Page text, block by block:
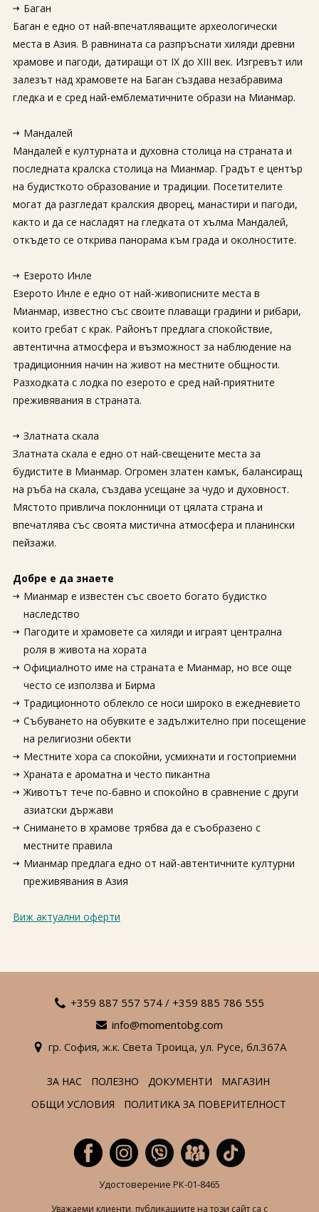
Баган
Баган е едно от най-впечатляващите археологически
места в Азия. В равнината са разпръснати хиляди древни
храмове и пагоди, датиращи от IX до XIII век. Изгревът или
залезът над храмовете на Баган създава незабравима
гледка и е сред най-емблематичните образи на Мианмар.
Мандалей
Мандалей е културната и духовна столица на страната и
последната кралска столица на Мианмар. Градът е център
на будисткото образование и традиции. Посетителите
могат да разгледат кралския дворец, манастири и пагоди,
както и да се насладят на гледката от хълма Мандалей,
откъдето се открива панорама към града и околностите.
Езерото Инле
Езерото Инле е едно от най-живописните места в
Мианмар, известно със своите плаващи градини и рибари,
които гребат с крак. Районът предлага спокойствие,
автентична атмосфера и възможност за наблюдение на
традиционния начин на живот на местните общности.
Разходката с лодка по езерото е сред най-приятните
преживявания в страната.
Златната скала
Златната скала е едно от най-свещените места за
будистите в Мианмар. Огромен златен камък, балансиращ
на ръба на скала, създава усещане за чудо и духовност.
Мястото привлича поклонници от цялата страна и
впечатлява със своята мистична атмосфера и планински
пейзажи.
Добре е да знаете
Мианмар е известен със своето богато будистко
наследство
Пагодите и храмовете са хиляди и играят централна
роля в живота на хората
Официалното име на страната е Мианмар, но все още
често се използва и Бирма
Традиционното облекло се носи широко в ежедневието
Събуването на обувките е задължително при посещение
на религиозни обекти
Местните хора са спокойни, усмихнати и гостоприемни
Храната е ароматна и често пикантна
Животът тече по-бавно и спокойно в сравнение с други
азиатски държави
Снимането в храмове трябва да е съобразено с
местните правила
Мианмар предлага едно от най-автентичните културни
преживявания в Азия
Виж актуални оферти
+359 887 557 574 / +359 885 786 555
info@momentobg.com
гр. София, ж.к. Света Троица, ул. Русе, бл.367А
ЗА НАС ПОЛЕЗНО ДОКУМЕНТИ
МАГАЗИН
ОБЩИ УСЛОВИЯ
ПОЛИТИКА ЗА ПОВЕРИТЕЛНОСТ
Удостоверение РК-01-8465
Уважаеми клиенти, публикациите на този сайт са с